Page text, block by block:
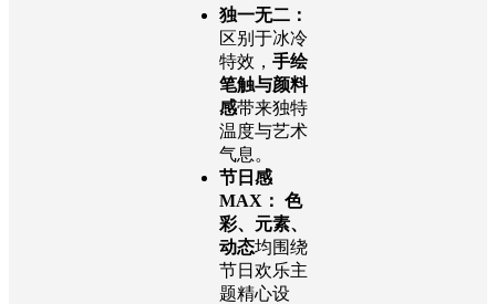
独一无二：
区别于冰冷
特效， 手绘
笔触与颜料
感带来独特
温度与艺术
气息。
节日感
MAX： 色
彩、元素、
动态均围绕
节日欢乐主
题精心设